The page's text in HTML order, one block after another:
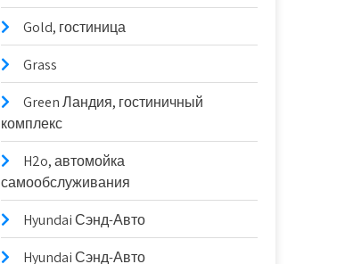
Gold, гостиница
Grass
Green Ландия, гостиничный
комплекс
H2o, автомойка
самообслуживания
Hyundai Сэнд-Авто
Hyundai Сэнд-Авто